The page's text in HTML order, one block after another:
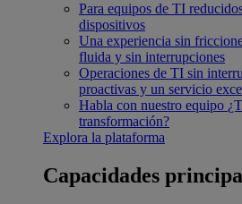
Para equipos de TI
dispositivos
Una experiencia sin
fluida y sin interrupciones
Operaciones de TI sin
proactivas y un servicio
Habla con nuestro equipo
transformación?
Explora la plataforma
Capacidades